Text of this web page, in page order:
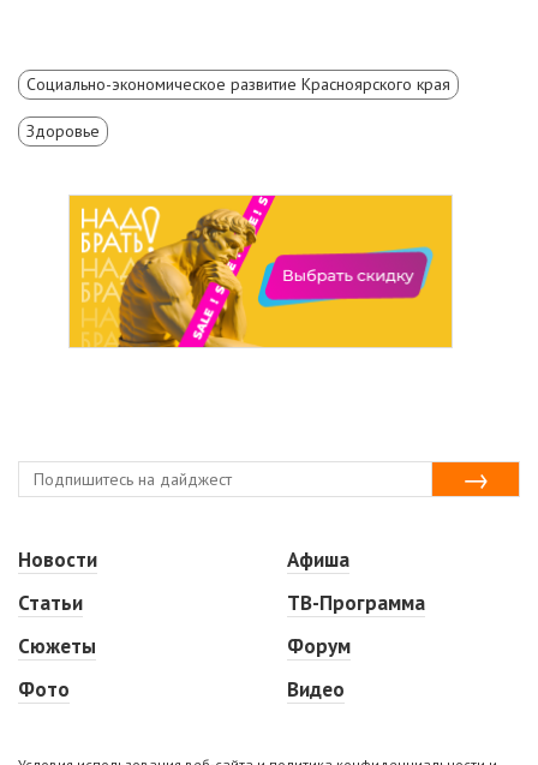
Социально-экономическое развитие Красноярского края
Здоровье
Новости
Статьи
Сюжеты
Фото
Афиша
ТВ-Программа
Форум
Видео